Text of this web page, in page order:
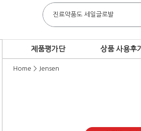
제품평가단 상품 사용후기
Home > Jensen